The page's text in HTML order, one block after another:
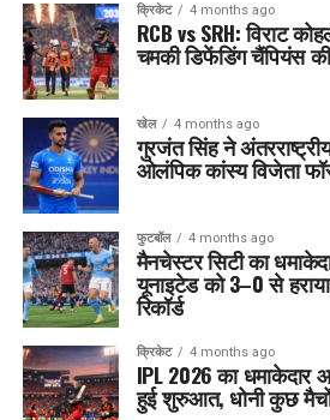
क्रिकेट 4 months ago
RCB vs SRH: विराट
चमकी डिफेंडिंग चैंपियंस
खेल 4 months ago
गुरजंत सिंह ने
ओलंपिक कांस्य विजेता
फुटबॉल 4 months ago
मैनचेस्टर सिटी का
यूनाइटेड को 3–0 से
रिकॉर्ड
क्रिकेट 4 months ago
IPL 2026 का धमाकेदार
हुई शुरुआत, धोनी कुछ